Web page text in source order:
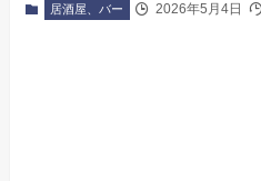
居酒屋、バー 2026年5月4日